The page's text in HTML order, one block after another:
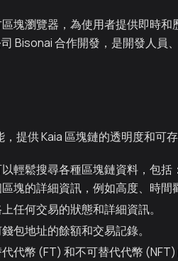
塊瀏覽器，為使用者提供即時
Bisonai 合作開發，是開發人員
提供 Kaia 區塊鏈的透明度和可存
輕鬆搜尋各種區塊鏈資料，包括：
塊的詳細資訊，例如高度、時間
任何交易的狀態和詳細資訊。
包地址的餘額和交易記錄。
代幣 (FT) 和不可替代代幣